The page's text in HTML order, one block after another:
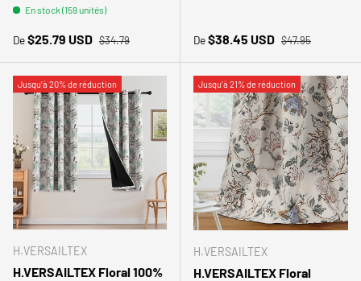
En stock (159 unités)
Prix soldé
De$25.79 USD Prix habituel
$34.79 Prix soldé
De$38.45 USD Prix habituel
$47.95
Jusqu’à 20% de réduction
H.VERSAILTEX
H.VERSAILTEX Floral 100%
Jusqu’à 21% de réduction
H.VERSAILTEX
H.VERSAILTEX Floral